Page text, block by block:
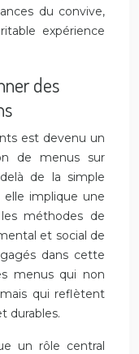
du convive,
expérience
des
est devenu un
de menus sur
de la simple
implique une
méthodes de
et social de
dans cette
menus qui non
qui reflètent
durables.
un rôle central